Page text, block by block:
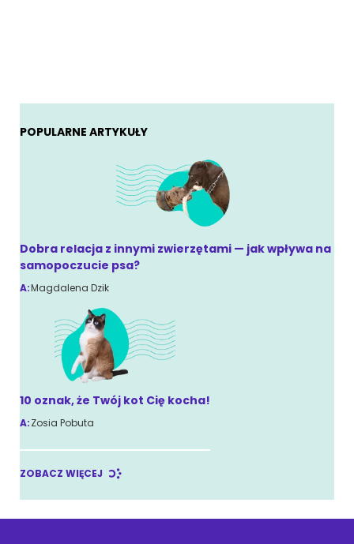
POPULARNE ARTYKUŁY
Dobra relacja z innymi zwierzętami — jak wpływa na
samopoczucie psa?
A:Magdalena Dzik
10 oznak, że Twój kot Cię kocha!
A:Zosia Pobuta
ZOBACZ WIĘCEJ